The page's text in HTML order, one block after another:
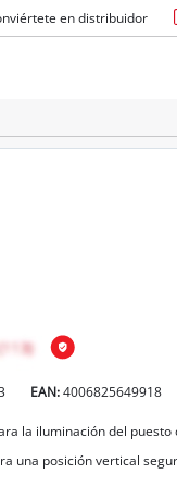
en distribuidor
EAN:4006825649918
la iluminación del puesto
una posición vertical